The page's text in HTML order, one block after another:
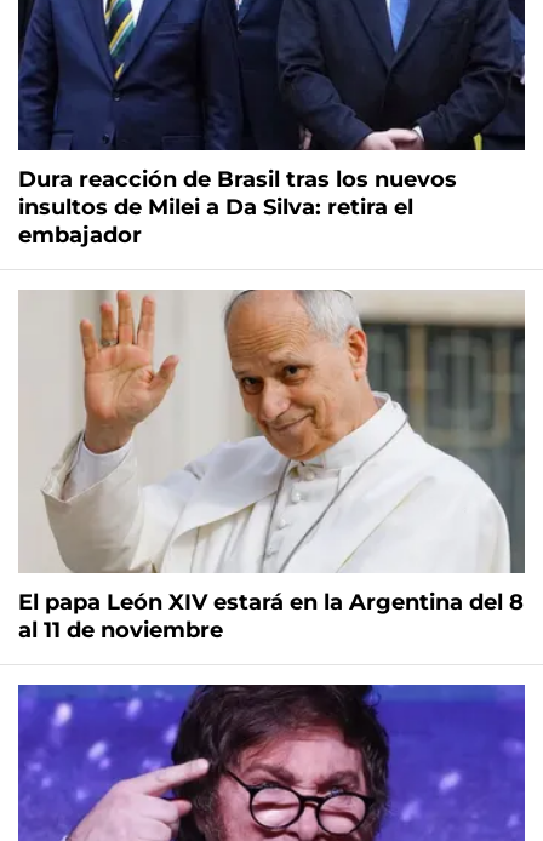
Dura reacción de Brasil tras los nuevos
insultos de Milei a Da Silva: retira el
embajador
El papa León XIV estará en la Argentina del 8
al 11 de noviembre